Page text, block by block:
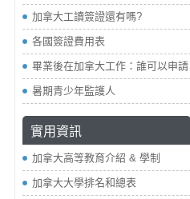
加拿大工讀簽證還有嗎?
各國簽證費用表
畢業後在加拿大工作：誰可以申請
暑期青少年監護人
實用資訊
加拿大高等教育介紹 & 學制
加拿大大學排名和總表